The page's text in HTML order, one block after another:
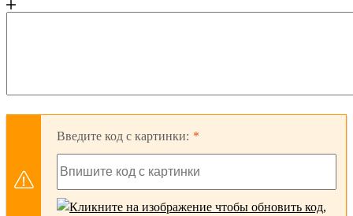
Введите код с картинки: